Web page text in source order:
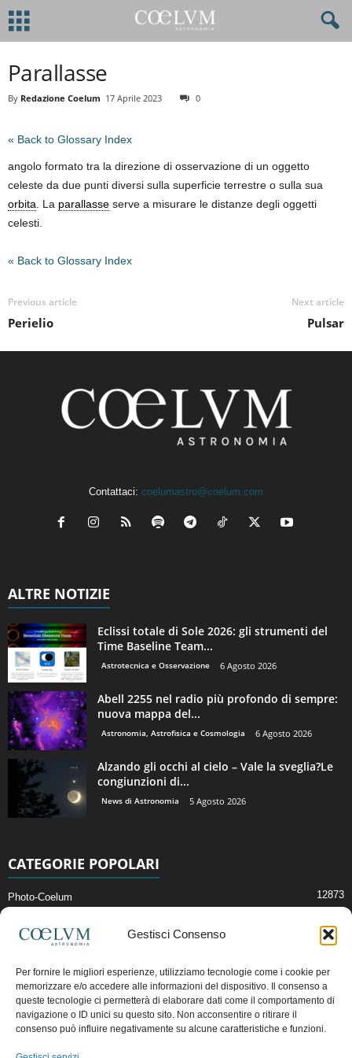
Gestisci Consenso
Per fornire le migliori esperienze, utilizziamo tecnologie come i cookie per
memorizzare e/o accedere alle informazioni del dispositivo. Il consenso a
queste tecnologie ci permetterà di elaborare dati come il comportamento di
navigazione o ID unici su questo sito. Non acconsentire o ritirare il
consenso può influire negativamente su alcune caratteristiche e funzioni.
Parallasse
By Redazione Coelum 17 Aprile 2023 0
« Back to Glossary Index
angolo formato tra la direzione di osservazione di un oggetto
celeste da due punti diversi sulla superficie terrestre o sulla sua
orbita . La parallasse serve a misurare le distanze degli oggetti
celesti.
« Back to Glossary Index
Previous article
Perielio
Next article
Pulsar
Contattaci: coelumastro@coelum.com
ALTRE NOTIZIE
Eclissi totale di Sole 2026: gli strumenti del
Time Baseline Team...
Astrotecnica e Osservazione 6 Agosto 2026
Abell 2255 nel radio più profondo di sempre:
nuova mappa del...
Astronomia, Astrofisica e Cosmologia 6 Agosto 2026
Alzando gli occhi al cielo – Vale la sveglia?Le
congiunzioni di...
News di Astronomia 5 Agosto 2026
CATEGORIE POPOLARI
Photo-Coelum 12873
News di Astronomia 2409
Cielo del Mese
Astronomia, Astrofisica e Cosmologia
Articoli e Risorse On-Line